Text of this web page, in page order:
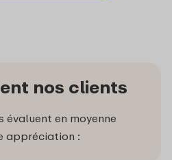
nos clients
évaluent en moyenne
appréciation :